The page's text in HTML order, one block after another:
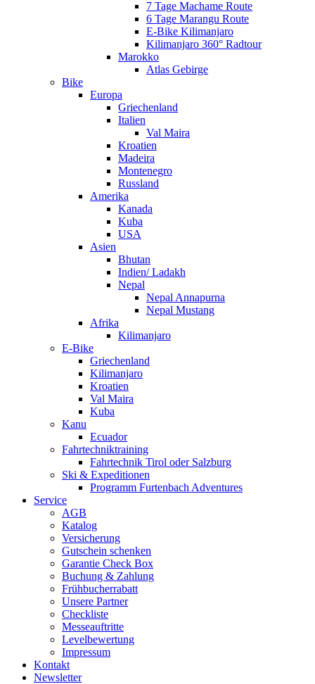
7 Tage Machame Route
6 Tage Marangu Route
E-Bike Kilimanjaro
Kilimanjaro 360° Radtour
Marokko
Atlas Gebirge
Bike
Europa
Griechenland
Italien
Val Maira
Kroatien
Madeira
Montenegro
Russland
Amerika
Kanada
Kuba
USA
Asien
Bhutan
Indien/ Ladakh
Nepal
Nepal Annapurna
Nepal Mustang
Afrika
Kilimanjaro
E-Bike
Griechenland
Kilimanjaro
Kroatien
Val Maira
Kuba
Kanu
Ecuador
Fahrtechniktraining
Fahrtechnik Tirol oder Salzburg
Ski & Expeditionen
Programm Furtenbach Adventures
Service
AGB
Katalog
Versicherung
Gutschein schenken
Garantie Check Box
Buchung & Zahlung
Frühbucherrabatt
Unsere Partner
Checkliste
Messeauftritte
Levelbewertung
Impressum
Kontakt
Newsletter